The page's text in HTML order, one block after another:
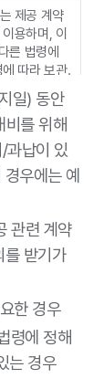
제공 계약
용하며, 이
른 법령에
따라 보관.
한함)
한 이용 정
메시지 내
일) 동안
비를 위해
과납이 있
우에는 예
관련 계약
를 받기가
한 경우
령에 정해
는 경우